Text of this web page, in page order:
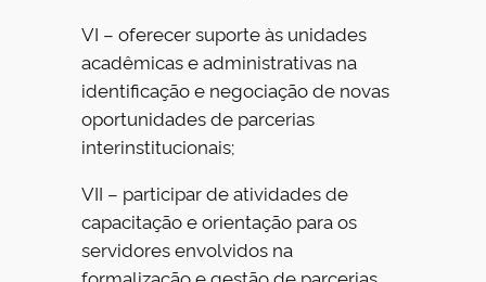
VI – oferecer suporte às unidades
acadêmicas e administrativas na
identificação e negociação de novas
oportunidades de parcerias
interinstitucionais;
VII – participar de atividades de
capacitação e orientação para os
servidores envolvidos na
formalização e gestão de parcerias.